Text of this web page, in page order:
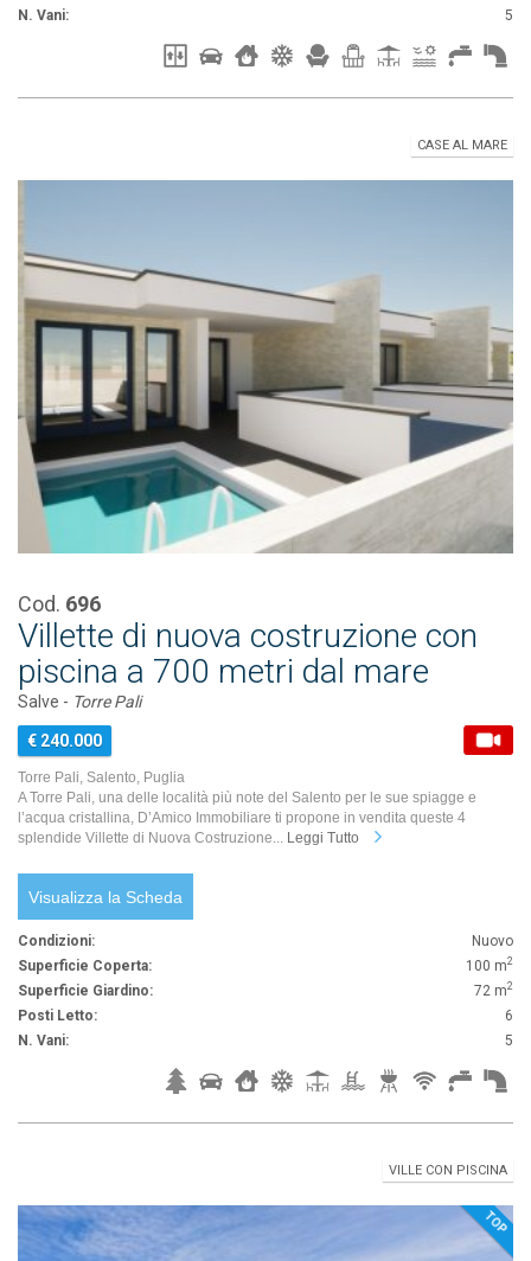
N. Vani:
5
CASE AL MARE
Cod. 696
Villette di nuova costruzione con
piscina a 700 metri dal mare
Salve - Torre Pali
€ 240.000
Torre Pali, Salento, Puglia
A Torre Pali, una delle località più note del Salento per le sue spiagge e
l’acqua cristallina, D’Amico Immobiliare ti propone in vendita queste 4
splendide Villette di Nuova Costruzione... Leggi Tutto
Visualizza la Scheda
Condizioni:
Nuovo
Superficie Coperta:
100 m2
Superficie Giardino: 72 m2
Posti Letto:
6
N. Vani:
5
VILLE CON PISCINA
TOP